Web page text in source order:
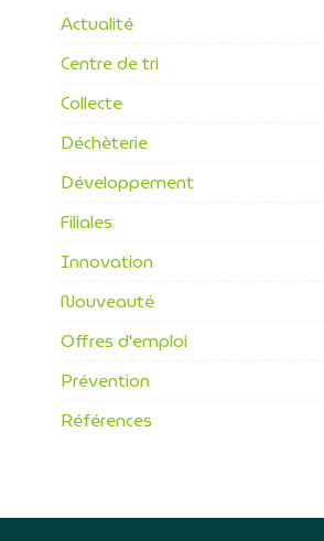
Actualité
Centre de tri
Collecte
Déchèterie
Développement
Filiales
Innovation
Nouveauté
Offres d'emploi
Prévention
Références